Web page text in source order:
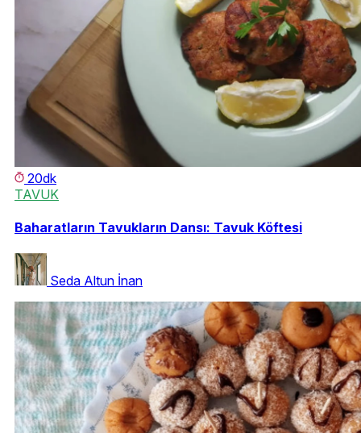
20dk
TAVUK
Baharatların Tavukların Dansı: Tavuk Köftesi
Seda Altun İnan